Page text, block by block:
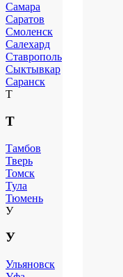
Самара
Саратов
Смоленск
Салехард
Ставрополь
Сыктывкар
Саранск
Т
Т
Тамбов
Тверь
Томск
Тула
Тюмень
У
У
Ульяновск